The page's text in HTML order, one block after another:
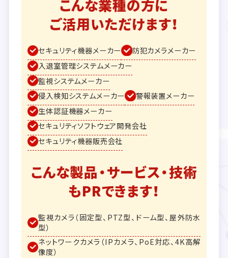
こんな業種の方に
ご活用いただけます！
セキュリティ機器メーカー
防犯カメラメーカー
入退室管理システムメーカー
監視システムメーカー
侵入検知システムメーカー
警報装置メーカー
生体認証機器メーカー
セキュリティソフトウェア開発会社
セキュリティ機器販売会社
こんな製品・サービス・技術
もPRできます！
監視カメラ（固定型、PTZ型、ドーム型、屋外防水
型）
ネットワークカメラ（IPカメラ、PoE対応、4K高解
像度）